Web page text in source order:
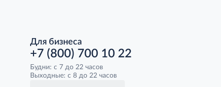
Для бизнеса
+7 (800) 700 10 22
Будни: с 7 до 22 часов
Выходные: с 8 до 22 часов